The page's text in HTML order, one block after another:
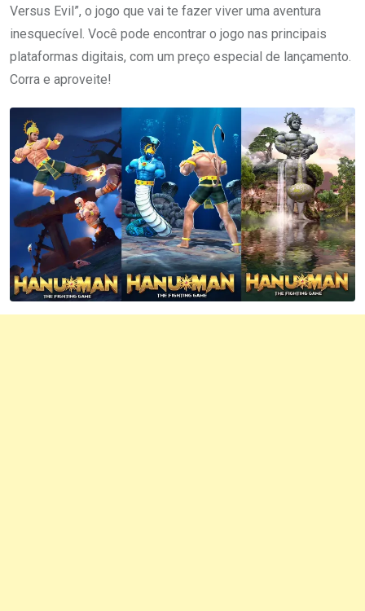
Versus Evil”, o jogo que vai te fazer viver uma aventura
inesquecível. Você pode encontrar o jogo nas principais
plataformas digitais, com um preço especial de lançamento.
Corra e aproveite!